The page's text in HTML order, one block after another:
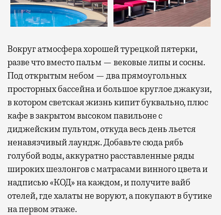
Вокруг атмосфера хорошей турецкой пятерки,
разве что вместо пальм — вековые липы и сосны.
Под открытым небом — два прямоугольных
просторных бассейна и большое круглое джакузи,
в котором светская жизнь кипит буквально, плюс
кафе в закрытом высоком павильоне с
диджейским пультом, откуда весь день льется
ненавязчивый лаундж. Добавьте сюда рябь
голубой воды, аккуратно расставленные ряды
широких шезлонгов с матрасами винного цвета и
надписью «КОД» на каждом, и получите вайб
отелей, где халаты не воруют, а покупают в бутике
на первом этаже.